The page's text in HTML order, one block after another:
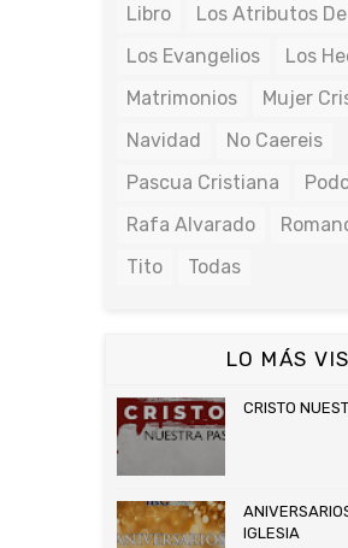
Libro
Los Atributos
Los Evangelios
Los
Matrimonios
Mujer
Navidad
No Caereis
Pascua Cristiana
Rafa Alvarado
Tito
Todas
LO MÁS
CRISTO
IGLESIA